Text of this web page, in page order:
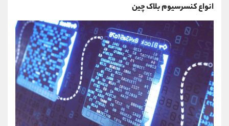
انواع کنسرسیوم بلاک چین